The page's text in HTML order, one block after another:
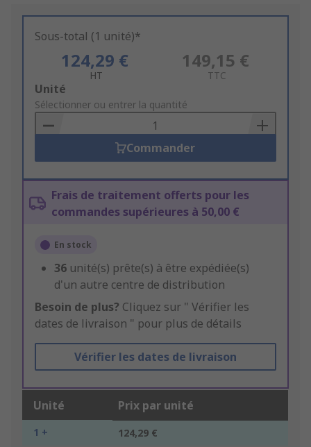
Sous-total (1 unité)*
124,29 €
HT
149,15 €
TTC
Add
to
Basket
Unité
Sélectionner ou entrer la quantité
Commander
Frais de traitement offerts pour les
commandes supérieures à 50,00 €
En stock
36 unité(s) prête(s) à être expédiée(s)
d'un autre centre de distribution
Besoin de plus? Cliquez sur " Vérifier les
dates de livraison " pour plus de détails
Vérifier les dates de livraison
Unité Prix par unité
1 + 124,29 €